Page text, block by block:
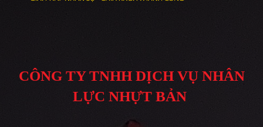
CÔNG TY TNHH DỊCH VỤ NHÂN
LỰC NHỰT BẢN